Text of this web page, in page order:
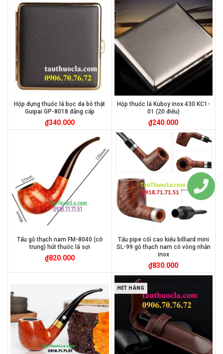
Hộp đựng thuốc lá bọc da bò thật
Guipai GP-8018 đẳng cấp
₫340.000
Hộp thuốc lá Kuboy inox 430 KC1-
01 (20 điếu)
₫240.000
Tẩu gỗ thạch nam FM-8040 (cỡ
trung) hút thuốc lá sợi
₫820.000
Tẩu pipe cối cao kiểu billiard mini
SL-99 gỗ thạch nam có vòng nhẫn
inox
₫830.000
HẾT HÀNG